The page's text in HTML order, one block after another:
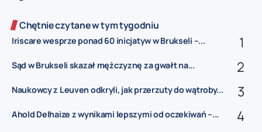
Chętnie czytane w tym tygodniu
Iriscare wesprze ponad 60 inicjatyw w Brukseli –...
Sąd w Brukseli skazał mężczyznę za gwałt na...
Naukowcy z Leuven odkryli, jak przerzuty do wątroby...
Ahold Delhaize z wynikami lepszymi od oczekiwań –...